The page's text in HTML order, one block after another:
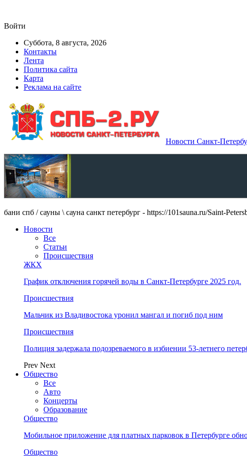
Войти
Суббота, 8 августа, 2026
Контакты
Лента
Политика сайта
Карта
Реклама на сайте
Новости Санкт-
бани спб / сауны \ сауна санкт петербург - https://101sauna.ru/Saint-
Новости
Все
Статьи
Происшествия
ЖКХ
График отключения горячей воды в Санкт-Петербурге 2025 год.
Происшествия
Мальчик из Владивостока уронил мангал и погиб под ним
Происшествия
Полиция задержала подозреваемого в избиении 53-летнего
Prev Next
Общество
Все
Авто
Концерты
Образование
Общество
Мобильное приложение для платных парковок в Петербурге
Общество